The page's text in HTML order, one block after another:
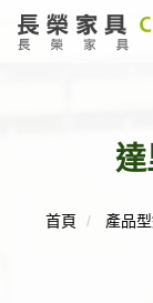
達
首頁 產品